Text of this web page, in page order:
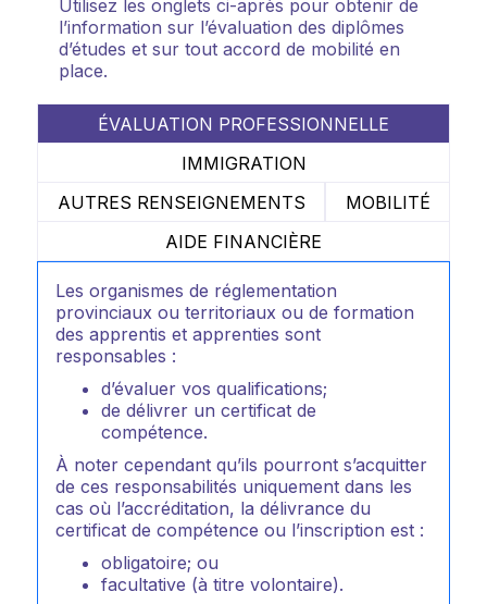
Utilisez les onglets ci-après pour obtenir de
l’information sur l’évaluation des diplômes
d’études et sur tout accord de mobilité en
place.
ÉVALUATION PROFESSIONNELLE
IMMIGRATION
AUTRES RENSEIGNEMENTS
MOBILITÉ
AIDE FINANCIÈRE
Les organismes de réglementation
provinciaux ou territoriaux ou de formation
des apprentis et apprenties sont
responsables :
d’évaluer vos qualifications;
de délivrer un certificat de
compétence.
À noter cependant qu’ils pourront s’acquitter
de ces responsabilités uniquement dans les
cas où l’accréditation, la délivrance du
certificat de compétence ou l’inscription est :
obligatoire; ou
facultative (à titre volontaire).